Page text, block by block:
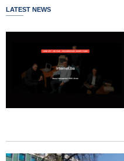
LATEST NEWS